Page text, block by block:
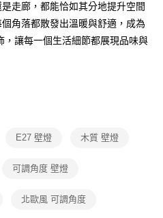
才付款」的支付方式。 讓您購物簡單
、不需儲值。
即可結帳。
，即可完成結帳。
擊此簡訊中的連結，可透過四大超商／
刻繳費，但若您需要取消訂單，請聯絡
付 」之結帳頁面顯示為準，若有關於
走廊，都能恰如其分地提升空間
角落都散發出溫暖與舒適，成為
，讓每一個生活細節都展現品味與
E27 壁燈 木質 壁燈
可調角度 壁燈
北歐風 可調角度